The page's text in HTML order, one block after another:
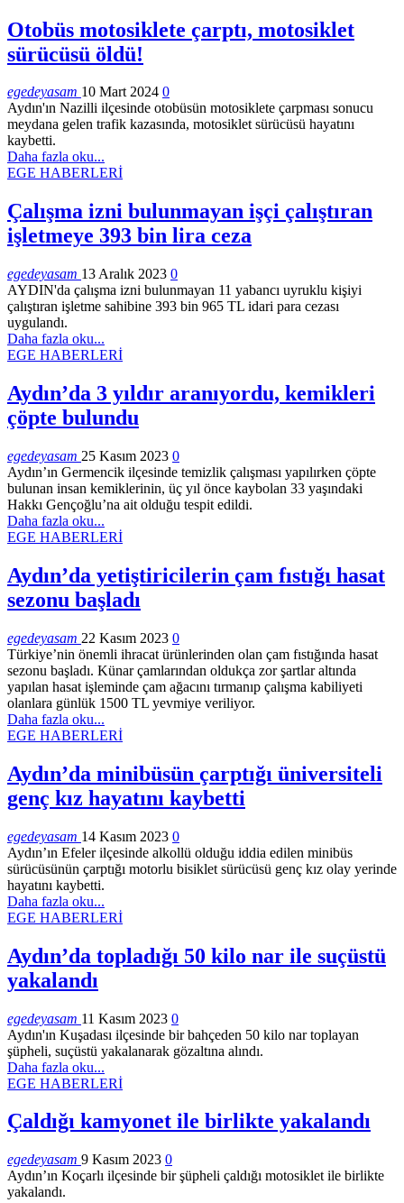
Otobüs motosiklete çarptı, motosiklet
sürücüsü öldü!
egedeyasam 10 Mart 2024 0
Aydın'ın Nazilli ilçesinde otobüsün motosiklete çarpması sonucu
meydana gelen trafik kazasında, motosiklet sürücüsü hayatını
kaybetti.
Daha fazla oku...
EGE HABERLERİ
Çalışma izni bulunmayan işçi çalıştıran
işletmeye 393 bin lira ceza
egedeyasam 13 Aralık 2023 0
AYDIN'da çalışma izni bulunmayan 11 yabancı uyruklu kişiyi
çalıştıran işletme sahibine 393 bin 965 TL idari para cezası
uygulandı.
Daha fazla oku...
EGE HABERLERİ
Aydın’da 3 yıldır aranıyordu, kemikleri
çöpte bulundu
egedeyasam 25 Kasım 2023 0
Aydın’ın Germencik ilçesinde temizlik çalışması yapılırken çöpte
bulunan insan kemiklerinin, üç yıl önce kaybolan 33 yaşındaki
Hakkı Gençoğlu’na ait olduğu tespit edildi.
Daha fazla oku...
EGE HABERLERİ
Aydın’da yetiştiricilerin çam fıstığı hasat
sezonu başladı
egedeyasam 22 Kasım 2023 0
Türkiye’nin önemli ihracat ürünlerinden olan çam fıstığında hasat
sezonu başladı. Künar çamlarından oldukça zor şartlar altında
yapılan hasat işleminde çam ağacını tırmanıp çalışma kabiliyeti
olanlara günlük 1500 TL yevmiye veriliyor.
Daha fazla oku...
EGE HABERLERİ
Aydın’da minibüsün çarptığı üniversiteli
genç kız hayatını kaybetti
egedeyasam 14 Kasım 2023 0
Aydın’ın Efeler ilçesinde alkollü olduğu iddia edilen minibüs
sürücüsünün çarptığı motorlu bisiklet sürücüsü genç kız olay yerinde
hayatını kaybetti.
Daha fazla oku...
EGE HABERLERİ
Aydın’da topladığı 50 kilo nar ile suçüstü
yakalandı
egedeyasam 11 Kasım 2023 0
Aydın'ın Kuşadası ilçesinde bir bahçeden 50 kilo nar toplayan
şüpheli, suçüstü yakalanarak gözaltına alındı.
Daha fazla oku...
EGE HABERLERİ
Çaldığı kamyonet ile birlikte yakalandı
egedeyasam 9 Kasım 2023 0
Aydın’ın Koçarlı ilçesinde bir şüpheli çaldığı motosiklet ile birlikte
yakalandı.